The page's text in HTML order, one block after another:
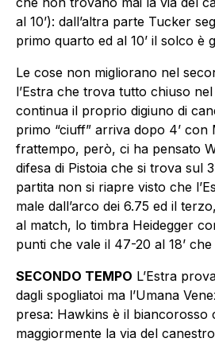
al 10’): dall’altra parte Tucker
primo quarto ed al 10’ il solco è
Le cose non migliorano nel
l’Estra che trova tutto chiuso
continua il proprio digiuno di
primo “ciuff” arriva dopo 4’ con
frattempo, però, ci ha pensato
difesa di Pistoia che si trova sul
partita non si riapre visto che
male dall’arco dei 6.75 ed il
al match, lo timbra Heidegger
punti che vale il 47-20 al 18’ che
SECONDO TEMPO L’Estra
dagli spogliatoi ma l’Umana
presa: Hawkins è il biancorosso
maggiormente la via del